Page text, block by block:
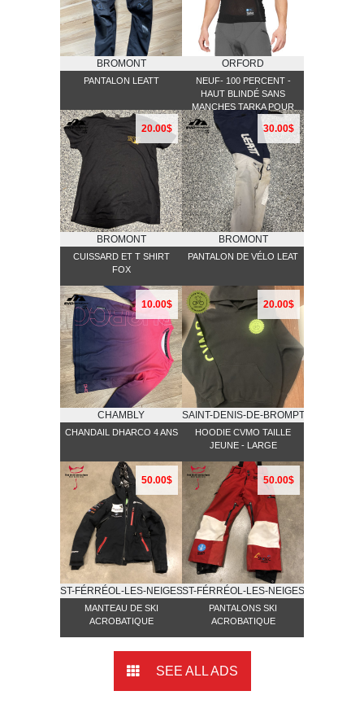
BROMONT
PANTALON LEATT
ORFORD
NEUF- 100 PERCENT -
HAUT BLINDÉ SANS
MANCHES TARKA POUR
VÉLO DE MONTAGNE
GRANDEUR 2XL, SE
VENDS 215$ PLUS TAXES
20.00$
BROMONT
CUISSARD ET T SHIRT
FOX
30.00$
BROMONT
PANTALON DE VÉLO LEAT
10.00$
CHAMBLY
CHANDAIL DHARCO 4 ANS
20.00$
SAINT-DENIS-DE-BROMPTON
HOODIE CVMO TAILLE
JEUNE - LARGE
50.00$
ST-FÉRRÉOL-LES-NEIGES
MANTEAU DE SKI
ACROBATIQUE
50.00$
ST-FÉRRÉOL-LES-NEIGES
PANTALONS SKI
ACROBATIQUE
SEE ALL ADS